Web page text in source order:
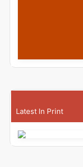
Latest In Print